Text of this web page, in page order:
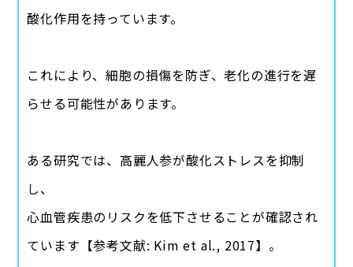
酸化作用を持っています。
これにより、細胞の損傷を防ぎ、老化の進行を遅
らせる可能性があります。
ある研究では、高麗人参が酸化ストレスを抑制
し、
心血管疾患のリスクを低下させることが確認され
ています【参考文献: Kim et al., 2017】。